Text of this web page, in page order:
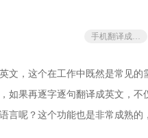
手机翻译成英文
文，这个在工作中既然是常见的
如果再逐字逐句翻译成英文，不
言呢？这个功能也是非常成熟的